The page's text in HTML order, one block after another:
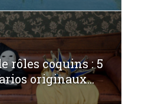
rôles coquins : 5
originaux...